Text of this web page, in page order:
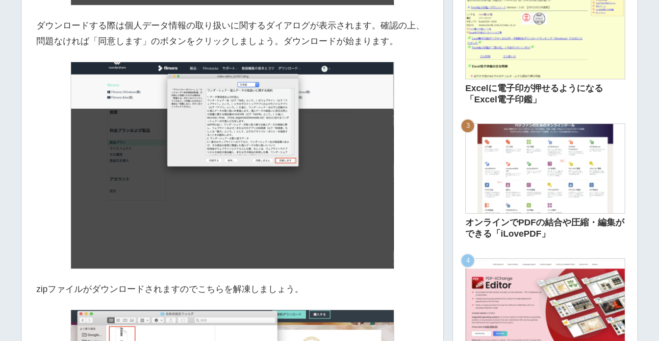
ダウンロードする際は個人データ情報の取り扱いに関するダイアログが表示されます。確認の上、
問題なければ「同意します」のボタンをクリックしましょう。ダウンロードが始まります。
zipファイルがダウンロードされますのでこちらを解凍しましょう。
Excelに電子印が押せるようになる
「Excel電子印鑑」
オンラインでPDFの結合や圧縮・編集が
できる「iLovePDF」